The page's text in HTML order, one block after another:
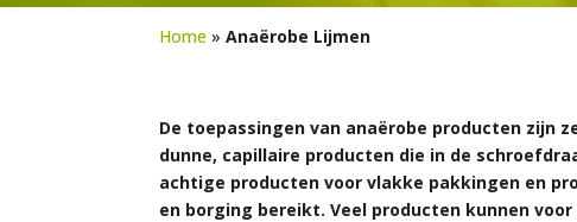
Home »Anaërobe Lijmen
De toepassingen van anaërobe producten zijn
dunne, capillaire producten die in de
achtige producten voor vlakke pakkingen en
en borging bereikt. Veel producten kunnen